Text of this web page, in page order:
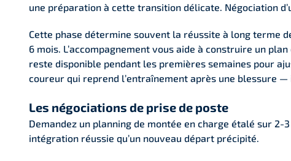
une préparation à cette transition délicate. Négociation
Cette phase détermine souvent la réussite à long terme
6 mois. L’accompagnement vous aide à construire un
reste disponible pendant les premières semaines pour
coureur qui reprend l’entraînement après une blessure
Les négociations de prise de poste
Demandez un planning de montée en charge étalé sur
intégration réussie qu’un nouveau départ précipité.